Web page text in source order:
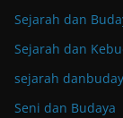
Sejarah dan
Sejarah dan
sejarah
Seni dan Budaya